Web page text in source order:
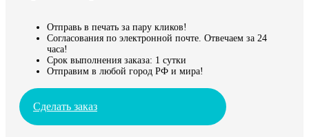
Отправь в печать за пару кликов!
Согласования по электронной почте. Отвечаем за 24
часа!
Срок выполнения заказа: 1 сутки
Отправим в любой город РФ и мира!
Сделать заказ